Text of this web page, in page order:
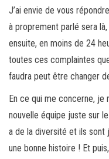
J’ai envie de vous
à proprement parlé sera
ensuite, en moins de 24
toutes ces complaintes
faudra peut être changer
En ce qui me concerne, je
nouvelle équipe juste sur
a de la diversité et ils sont
une bonne histoire ! Et